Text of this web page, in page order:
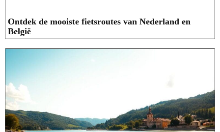
Ontdek de mooiste fietsroutes van Nederland en
België